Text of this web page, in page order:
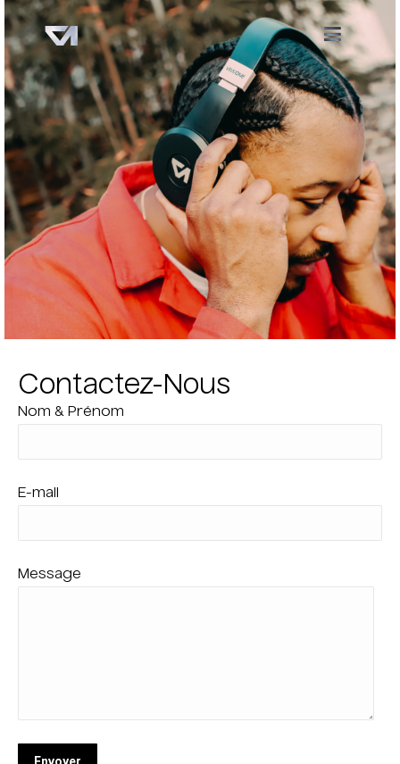
Contactez-Nous
Nom & Prénom
E-mail
Message